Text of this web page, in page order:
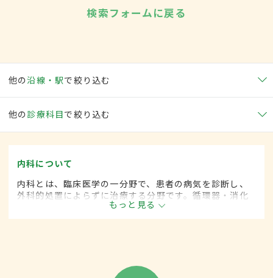
検索フォームに戻る
他の沿線・駅で絞り込む
他の 診療科目で絞り込む
内科について
内科とは、臨床医学の一分野で、患者の病気を診断し、
外科的処置によらずに治療する分野です。循環器・消化
器・呼吸器・血液・がんなど広範な領域にわたります。
もっと見る